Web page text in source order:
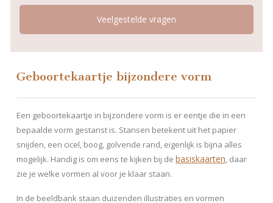
Veelgestelde vragen
Geboortekaartje bijzondere vorm
Een geboortekaartje in bijzondere vorm is er eentje die in een
bepaalde vorm gestanst is. Stansen betekent uit het papier
snijden, een cicel, boog, golvende rand, eigenlijk is bijna alles
mogelijk. Handig is om eens te kijken bij de basiskaarten, daar
zie je welke vormen al voor je klaar staan.
In de beeldbank staan duizenden illustraties en vormen